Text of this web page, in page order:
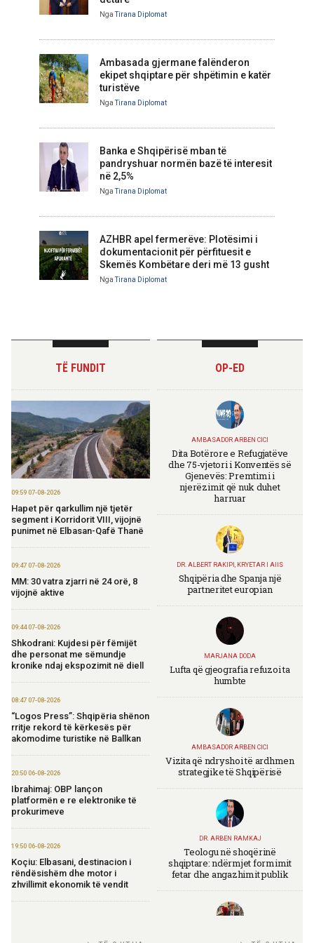
NgaTirana Diplomat
Ambasada gjermane falënderon
ekipet shqiptare për shpëtimin e katër
turistëve
NgaTirana Diplomat
Banka e Shqipërisë mban të
pandryshuar normën bazë të interesit
në 2,5%
NgaTirana Diplomat
AZHBR apel fermerëve: Plotësimi i
dokumentacionit për përfituesit e
Skemës Kombëtare deri më 13 gusht
NgaTirana Diplomat
TË FUNDIT
09:59 07-08-2026
Hapet për qarkullim një tjetër
segment i Korridorit VIII, vijojnë
punimet në Elbasan-Qafë Thanë
09:47 07-08-2026
MM: 30 vatra zjarri në 24 orë, 8
vijojnë aktive
09:44 07-08-2026
Shkodrani: Kujdesi për fëmijët
dhe personat me sëmundje
kronike ndaj ekspozimit në diell
08:47 07-08-2026
“Logos Press”: Shqipëria shënon
rritje rekord të kërkesës për
akomodime turistike në Ballkan
20:50 06-08-2026
Ibrahimaj: OBP lançon
platformën e re elektronike të
prokurimeve
19:50 06-08-2026
Koçiu: Elbasani, destinacion i
rëndësishëm dhe motor i
zhvillimit ekonomik të vendit
OP-ED
AMBASADOR ARBEN CICI
Dita Botërore e Refugjatëve
dhe 75-vjetori i Konventës së
Gjenevës: Premtimi i
njerëzimit që nuk duhet
harruar
DR. ALBERT RAKIPI, KRYETAR I AIIS
Shqipëria dhe Spanja një
partneritet europian
MARJANA DODA
Lufta që gjeografia refuzoi ta
humbte
AMBASADOR ARBEN CICI
Vizita që ndryshoi të ardhmen
strategjike të Shqipërisë
DR. ARBEN RAMKAJ
Teologu në shoqërinë
shqiptare: ndërmjet formimit
fetar dhe angazhimit publik
TIRANA DIPLOMAT